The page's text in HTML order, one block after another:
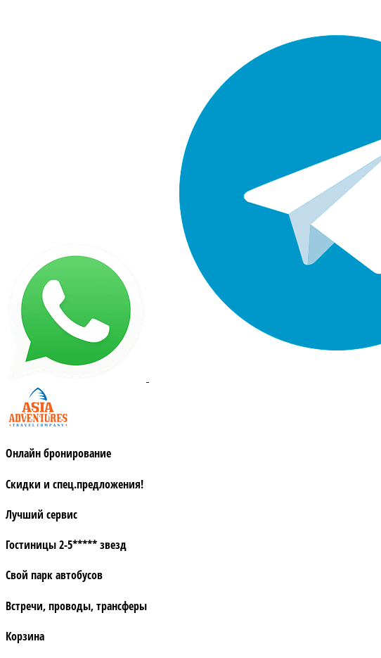
Онлайн бронирование
Скидки и спец.предложения!
Лучший сервис
Гостиницы 2-5***** звезд
Свой парк автобусов
Встречи, проводы, трансферы
Корзина